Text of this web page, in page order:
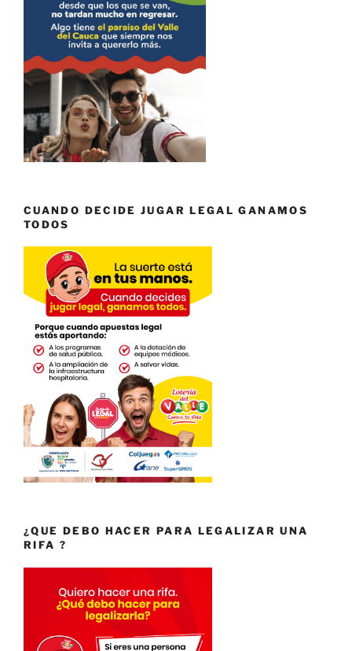
CUANDO DECIDE JUGAR LEGAL GANAMOS
TODOS
¿QUE DEBO HACER PARA LEGALIZAR UNA
RIFA ?